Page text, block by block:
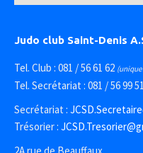
Judo club Saint-Denis
Tel. Club : 081 / 56 61 62
Tel. Secrétariat : 081 / 56 99 51
Secrétariat :
Trésorier :